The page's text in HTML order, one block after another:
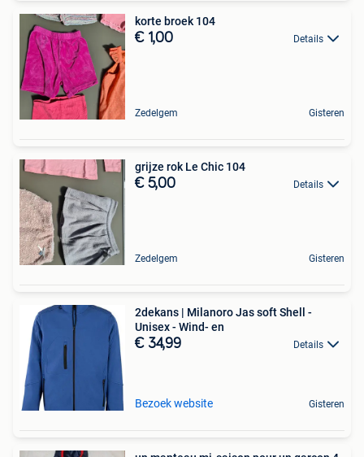
korte broek 104
€ 1,00 Details
Zedelgem Gisteren
grijze rok Le Chic 104
€ 5,00 Details
Zedelgem Gisteren
2dekans | Milanoro Jas soft Shell -
Unisex - Wind- en
€ 34,99 Details
Bezoek website Gisteren